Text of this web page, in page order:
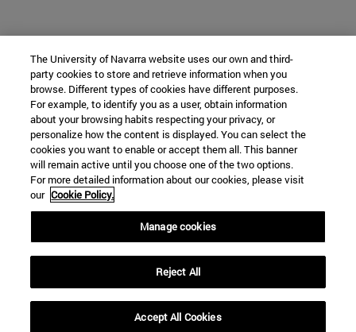
The University of Navarra website uses our own and third-
party cookies to store and retrieve information when you
browse. Different types of cookies have different purposes.
For example, to identify you as a user, obtain information
about your browsing habits respecting your privacy, or
personalize how the content is displayed. You can select the
cookies you want to enable or accept them all. This banner
will remain active until you choose one of the two options.
For more detailed information about our cookies, please visit
our Cookie Policy.
Manage cookies
Reject All
Accept All Cookies